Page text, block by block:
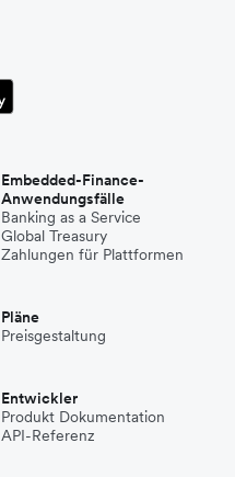
Embedded-Finance-
Anwendungsfälle
Banking as a Service
Global Treasury
Zahlungen für Plattformen
Pläne
Preisgestaltung
Entwickler
Produkt Dokumentation
API-Referenz